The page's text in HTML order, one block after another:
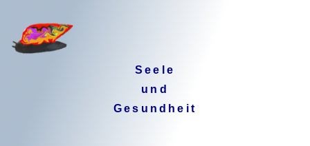
Seele
und
Gesundheit